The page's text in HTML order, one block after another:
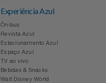
Experiência Azul
Ônibus
Revista Azul
Estacionamento Azul
Espaço Azul
TV ao vivo
Bebidas & Snacks
Walt Disney World